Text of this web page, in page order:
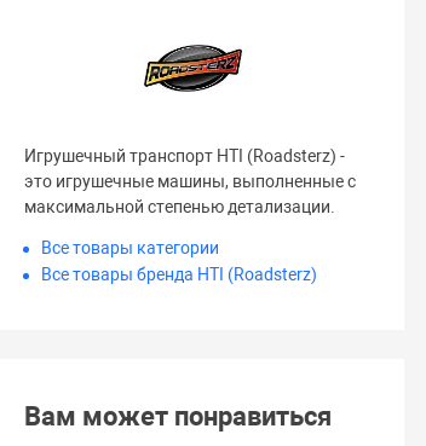
Игрушечный транспорт HTI (Roadsterz) -
это игрушечные машины, выполненные с
максимальной степенью детализации.
Все товары категории
Все товары бренда HTI (Roadsterz)
Вам может понравиться